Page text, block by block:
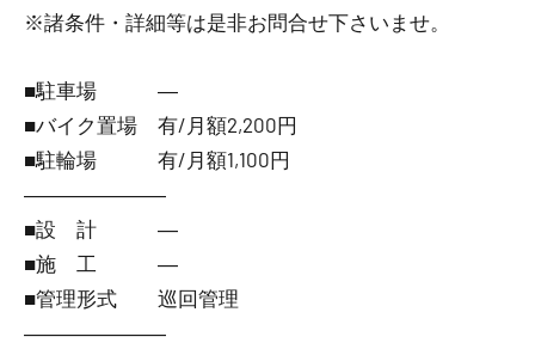
※諸条件・詳細等は是非お問合せ下さいませ。
■駐車場 ―
■バイク置場 有/月額2,200円
■駐輪場 有/月額1,100円
―――――――
■設 計 ―
■施 工 ―
■管理形式 巡回管理
―――――――